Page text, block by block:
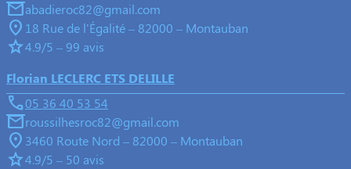
abadieroc82@gmail.com
18 Rue de l'Égalité – 82000 – Montauban
4.9/5 – 99 avis
Florian LECLERC ETS DELILLE
05 36 40 53 54
roussilhesroc82@gmail.com
3460 Route Nord – 82000 – Montauban
4.9/5 – 50 avis